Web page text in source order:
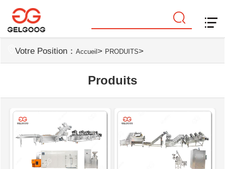
Votre Position： Accueil > PRODUITS>
Produits